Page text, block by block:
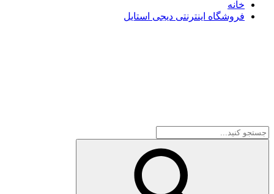
خانه
فروشگاه اینترنتی دیجی استایل